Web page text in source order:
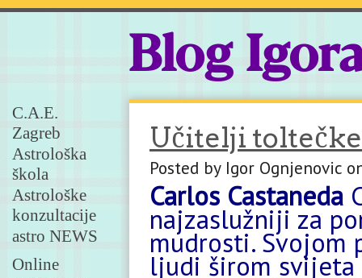
Blog
C.A.E.
Zagreb
Astrološka
škola
Astrološke
konzultacije
astro NEWS
Online
Učitelji
Posted by Igor Ognjenovic
Carlos Castaneda
najzaslužniji za
mudrosti.
ljudi širom svijeta